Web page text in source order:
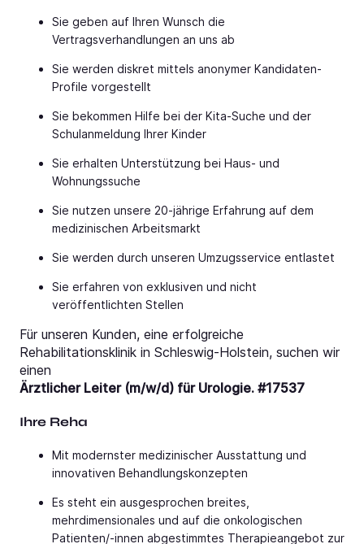
Sie geben auf Ihren Wunsch die
Vertragsverhandlungen an uns ab
Sie werden diskret mittels anonymer Kandidaten-
Profile vorgestellt
Sie bekommen Hilfe bei der Kita-Suche und der
Schulanmeldung Ihrer Kinder
Sie erhalten Unterstützung bei Haus- und
Wohnungssuche
Sie nutzen unsere 20-jährige Erfahrung auf dem
medizinischen Arbeitsmarkt
Sie werden durch unseren Umzugsservice entlastet
Sie erfahren von exklusiven und nicht
veröffentlichten Stellen
Für unseren Kunden, eine erfolgreiche
Rehabilitationsklinik in Schleswig-Holstein, suchen wir
einen
Ärztlicher Leiter (m/w/d) für Urologie. #17537
Ihre Reha
Mit modernster medizinischer Ausstattung und
innovativen Behandlungskonzepten
Es steht ein ausgesprochen breites,
mehrdimensionales und auf die onkologischen
Patienten/-innen abgestimmtes Therapieangebot zur